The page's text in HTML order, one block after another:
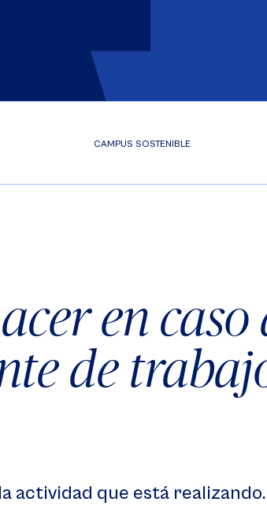
CAMPUS SOSTENIBLE
en caso
de
actividad que está realizando.